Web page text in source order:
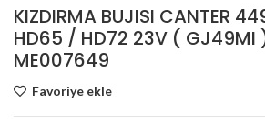
KIZDIRMA BUJISI CANTER
HD65 / HD72 23V ( GJ49MI
ME007649
Favoriye ekle